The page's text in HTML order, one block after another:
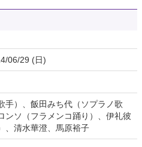
06/29 (日)
手）、飯田みち代（ソプラノ歌
ンソ（フラメンコ踊り）、伊礼彼
、清水華澄、馬原裕子